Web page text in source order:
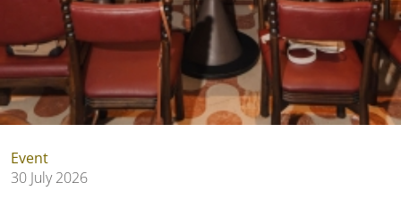
Event
30 July 2026